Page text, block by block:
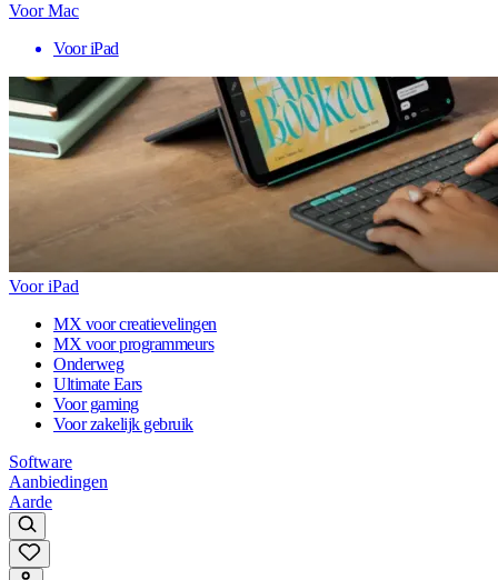
Voor Mac
Voor iPad
Voor iPad
MX voor creatievelingen
MX voor programmeurs
Onderweg
Ultimate Ears
Voor gaming
Voor zakelijk gebruik
Software
Aanbiedingen
Aarde